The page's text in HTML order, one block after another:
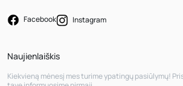
Facebook Instagram
Naujienlaiškis
Kiekvieną mėnesį mes turime ypatingų pasiūlymų!